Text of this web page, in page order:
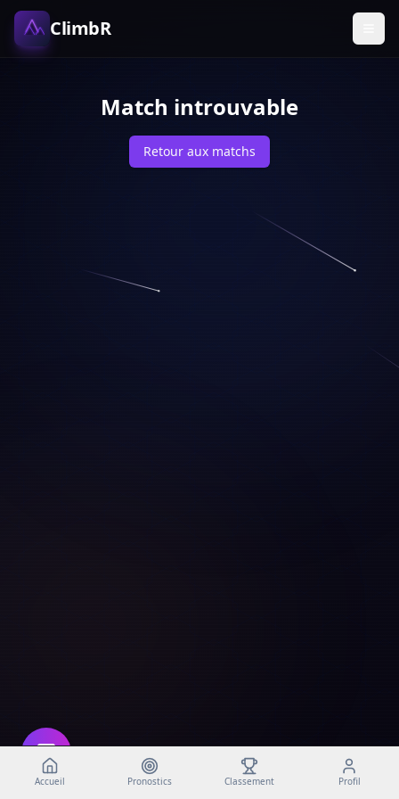
ClimbR
Match introuvable
Retour aux matchs
Accueil Pronostics Classement Profil